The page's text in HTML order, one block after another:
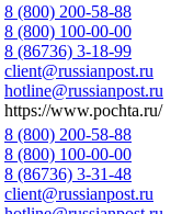
8 (800) 200-58-88
8 (800) 100-00-00
8 (86736) 3-18-99
client@russianpost.ru
hotline@russianpost.ru
https://www.pochta.ru/
8 (800) 200-58-88
8 (800) 100-00-00
8 (86736) 3-31-48
client@russianpost.ru